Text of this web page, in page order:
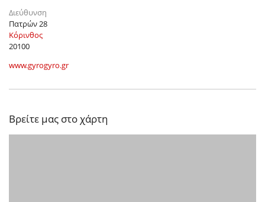
Διεύθυνση
Πατρών 28
Κόρινθος
20100
www.gyrogyro.gr
Βρείτε μας στο χάρτη